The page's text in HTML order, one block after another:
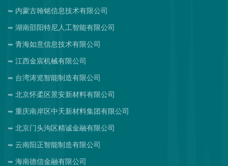
内蒙古翰铭信息技术有限公司
湖南邵阳特尼人工智能有限公司
青海如意信息技术有限公司
江西金宸机械有限公司
台湾涛览智能制造有限公司
北京怀柔区景安新材料有限公司
重庆南岸区中天新材料集团有限公司
北京门头沟区精诚金融有限公司
云南阳正智能制造有限公司
海南德信金融有限公司